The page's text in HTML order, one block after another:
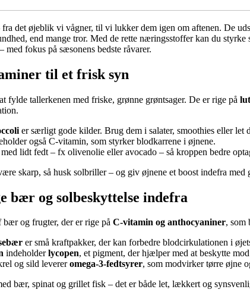
fra det øjeblik vi vågner, til vi lukker dem igen om aftenen. De
end mange tror. Med de rette næringsstoffer kan du
med fokus på sæsonens bedste råvarer.
til et frisk syn
fylde tallerkenen med friske, grønne grøntsager. De er rige på
er særligt gode kilder. Brug dem i salater, smoothies eller let
også C-vitamin, som styrker blodkarrene i øjnene.
lidt fedt – fx olivenolie eller avocado – så kroppen bedre
skarp, så husk solbriller – og giv øjnene et boost indefra med
bær og solbeskyttelse indefra
og frugter, der er rige på C-vitamin og anthocyaniner, som
er små kraftpakker, der kan forbedre blodcirkulationen i
indeholderlycopen, et pigment, der hjælper med at beskytte
og sild levereromega-3-fedtsyrer, som modvirker tørre øjne
bær, spinat og grillet fisk – det er både let, lækkert og